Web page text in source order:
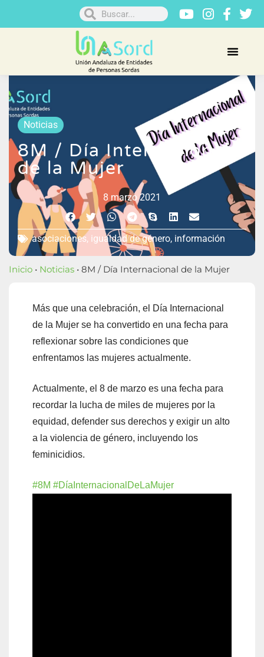
Noticias
8M / Día Internacional
de la Mujer
8 marzo 2021
asociaciones, igualdad de género, información
Inicio • Noticias • 8M / Día Internacional de la Mujer
Más que una celebración, el Día Internacional
de la Mujer se ha convertido en una fecha para
reflexionar sobre las condiciones que
enfrentamos las mujeres actualmente.
Actualmente, el 8 de marzo es una fecha para
recordar la lucha de miles de mujeres por la
equidad, defender sus derechos y exigir un alto
a la violencia de género, incluyendo los
feminicidios.
#8M #DíaInternacionalDeLaMujer